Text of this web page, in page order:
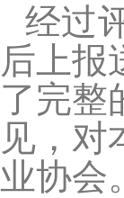
经过
后上报
了完整
见，
业协会。